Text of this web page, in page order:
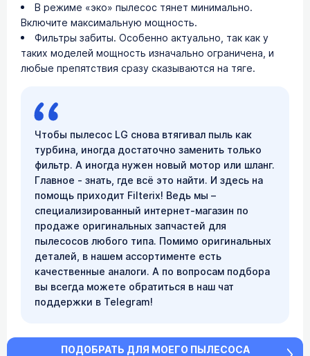
В режиме «эко» пылесос тянет минимально.
Включите максимальную мощность.
Фильтры забиты. Особенно актуально, так как у
таких моделей мощность изначально ограничена, и
любые препятствия сразу сказываются на тяге.
Чтобы пылесос LG снова втягивал пыль как
турбина, иногда достаточно заменить только
фильтр. А иногда нужен новый мотор или шланг.
Главное - знать, где всё это найти. И здесь на
помощь приходит Filterix! Ведь мы –
специализированный интернет-магазин по
продаже оригинальных запчастей для
пылесосов любого типа. Помимо оригинальных
деталей, в нашем ассортименте есть
качественные аналоги. А по вопросам подбора
вы всегда можете обратиться в наш чат
поддержки в Telegram!
ПОДОБРАТЬ ДЛЯ МОЕГО ПЫЛЕСОСА